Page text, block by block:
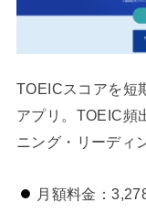
TOEICスコアを短
アプリ。TOEIC頻
ニング・リーディ
月額料金：